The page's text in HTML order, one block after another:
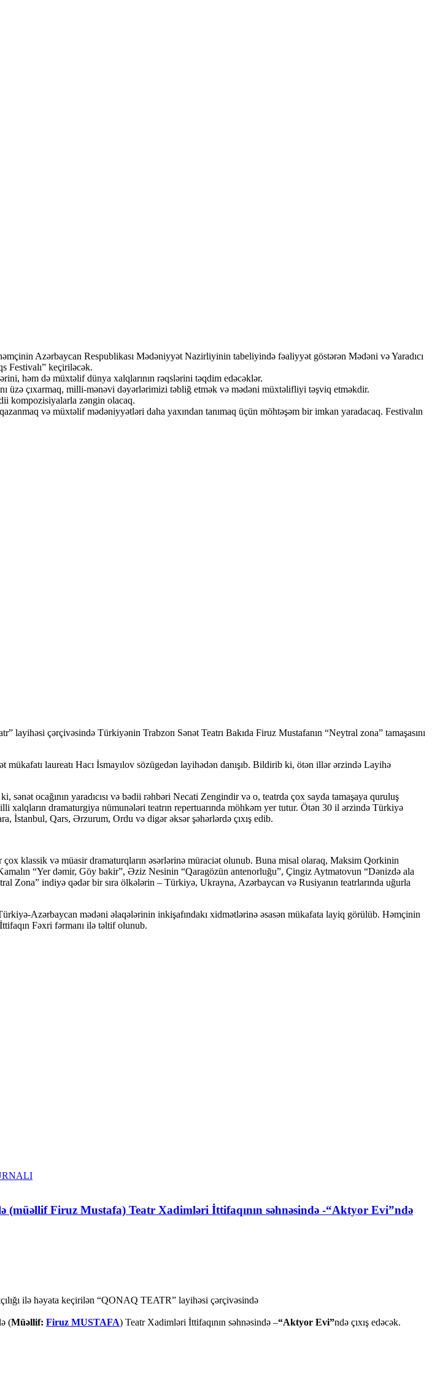
Azərbaycan Respublikası Mədəniyyət Nazirliyinin tabeliyində fəaliyyət göstərən Mədəni və Yaradıcı
Festivalı” keçiriləcək.
həm də müxtəlif dünya xalqlarının rəqslərini təqdim edəcəklər.
üzə çıxarmaq, milli-mənəvi dəyərlərimizi təbliğ etmək və mədəni müxtəlifliyi təşviq etməkdir.
kompozisiyalarla zəngin olacaq.
və müxtəlif mədəniyyətləri daha yaxından tanımaq üçün möhtəşəm bir imkan yaradacaq. Festivalın
çərçivəsində Türkiyənin Trabzon Sənət Teatrı Bakıda Firuz Mustafanın “Neytral zona” tamaşasını
laureatı Hacı İsmayılov sözügedən layihədən danışıb. Bildirib ki, ötən illər ərzində Layihə
ocağının yaradıcısı və bədii rəhbəri Necati Zengindir və o, teatrda çox sayda tamaşaya quruluş
xalqların dramaturgiya nümunələri teatrın repertuarında möhkəm yer tutur. Ötən 30 il ərzində Türkiyə
İstanbul, Qars, Ərzurum, Ordu və digər əksər şəhərlərdə çıxış edib.
klassik və müasir dramaturqların əsərlərinə müraciət olunub. Buna misal olaraq, Maksim Qorkinin
“Yer dəmir, Göy bakir”, Əziz Nesinin “Qaragözün antenorluğu”, Çingiz Aytmatovun “Dənizdə ala
Zona” indiyə qədər bir sıra ölkələrin – Türkiyə, Ukrayna, Azərbaycan və Rusiyanın teatrlarında uğurla
Azərbaycan mədəni əlaqələrinin inkişafındakı xidmətlərinə əsasən mükafata layiq görülüb. Həmçinin
Fəxri fərmanı ilə təltif olunub.
(müəllif Firuz Mustafa) Teatr Xadimləri İttifaqının səhnəsində -“Aktyor Evi”ndə
ilə həyata keçirilən “QONAQ TEATR” layihəsi çərçivəsində
(Müəllif: Firuz MUSTAFA) Teatr Xadimləri İttifaqının səhnəsində –“Aktyor Evi”ndə çıxış edəcək.